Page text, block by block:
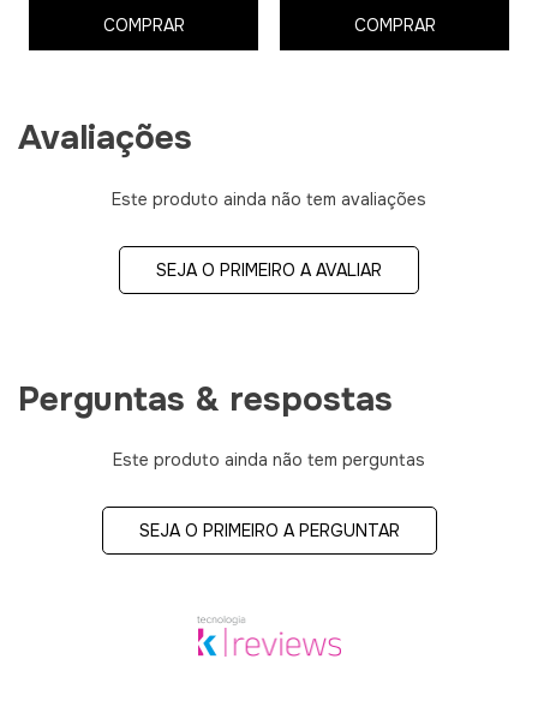
COMPRAR COMPRAR
Avaliações
Este produto ainda não tem avaliações
SEJA O PRIMEIRO A AVALIAR
Perguntas & respostas
Este produto ainda não tem perguntas
SEJA O PRIMEIRO A PERGUNTAR